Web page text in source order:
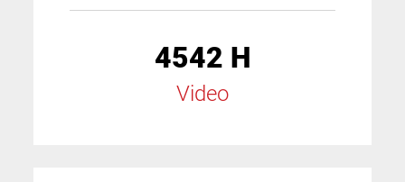
4542 H
Video